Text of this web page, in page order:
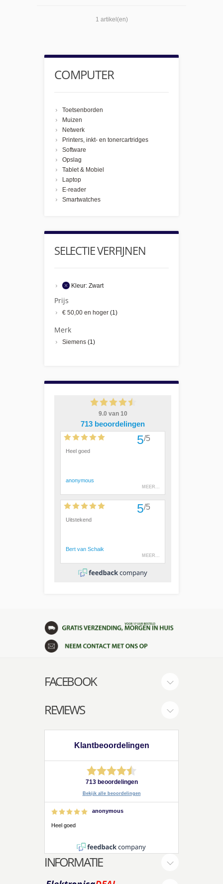
1 artikel(en)
COMPUTER
Toetsenborden
Muizen
Netwerk
Printers, inkt- en tonercartridges
Software
Opslag
Tablet & Mobiel
Laptop
E-reader
Smartwatches
SELECTIE VERFIJNEN
Kleur: Zwart
Prijs
€ 50,00 en hoger (1)
Merk
Siemens (1)
FACEBOOK
REVIEWS
Klantbeoordelingen
713 beoordelingen
Bekijk alle beoordelingen
anonymous
Heel goed
INFORMATIE